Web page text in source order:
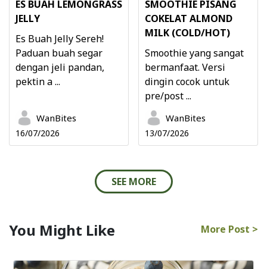
ES BUAH LEMONGRASS
JELLY
Es Buah Jelly Sereh!
Paduan buah segar
dengan jeli pandan,
pektin a ...
WanBites
16/07/2026
SMOOTHIE PISANG
COKELAT ALMOND
MILK (COLD/HOT)
Smoothie yang sangat
bermanfaat. Versi
dingin cocok untuk
pre/post ...
WanBites
13/07/2026
SEE MORE
You Might Like More Post >